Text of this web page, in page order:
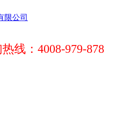
线：4008-979-878